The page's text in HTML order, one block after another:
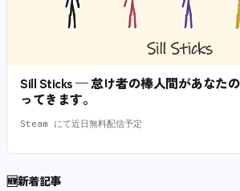
Sill Sticks — 怠け者の棒人間があなた
ってきます。
Steam にて近日無料配信予定
🆕新着記事